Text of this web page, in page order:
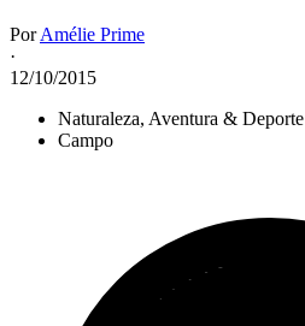
PorAmélie Prime
·
12/10/2015
Naturaleza, Aventura & Deporte
Campo